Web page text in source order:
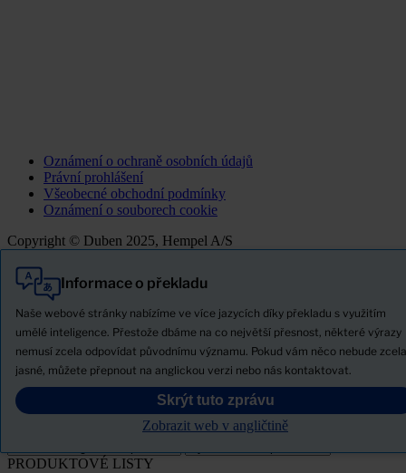
Oznámení o ochraně osobních údajů
Právní prohlášení
Všeobecné obchodní podmínky
Oznámení o souborech cookie
Copyright © Duben 2025, Hempel A/S
Informace o překladu
Naše webové stránky nabízíme ve více jazycích díky překladu s využitím
umělé inteligence. Přestože dbáme na co největší přesnost, některé výrazy
nemusí zcela odpovídat původnímu významu. Pokud vám něco nebude zcela
jasné, můžete přepnout na anglickou verzi nebo nás kontaktovat.
Skrýt tuto zprávu
Zobrazit web v angličtině
Vše
Produkty
Stáhněte si bezpečnostní list
PRODUCT NAME
PRODUKTOVÉ LISTY